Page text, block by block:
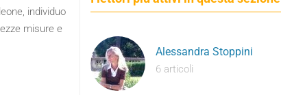
individuo
misure e
Alessandra Stoppini
6 articoli